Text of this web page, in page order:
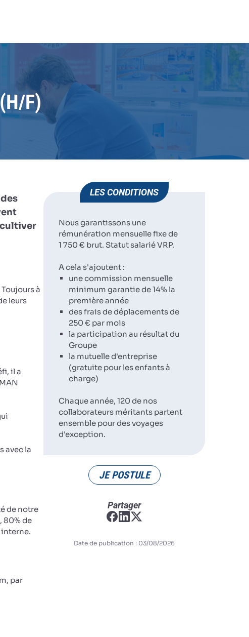
F)
à
leurs
il a
avec la
de notre
80% de
interne.
par
LES CONDITIONS
Nous garantissons une
rémunération mensuelle fixe de
1 750 € brut. Statut salarié VRP.
A cela s'ajoutent :
une commission mensuelle
minimum garantie de 14% la
première année
des frais de déplacements de
250 € par mois
la participation au résultat du
Groupe
la mutuelle d'entreprise
(gratuite pour les enfants à
charge)
Chaque année, 120 de nos
collaborateurs méritants partent
ensemble pour des voyages
d'exception.
JE POSTULE
Partager
Date de publication : 03/08/2026